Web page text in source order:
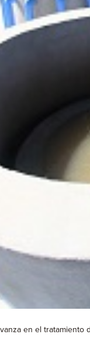
en el tratamiento